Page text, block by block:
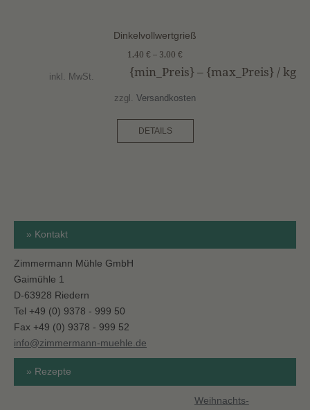
Dinkelvollwertgrieß
1,40 € – 3,00 €
{min_Preis} – {max_Preis} / kg
inkl. MwSt.
zzgl. Versandkosten
DETAILS
» Kontakt
Zimmermann Mühle GmbH
Gaimühle 1
D-63928 Riedern
Tel +49 (0) 9378 - 999 50
Fax +49 (0) 9378 - 999 52
info@zimmermann-muehle.de
» Rezepte
Weihnachts-